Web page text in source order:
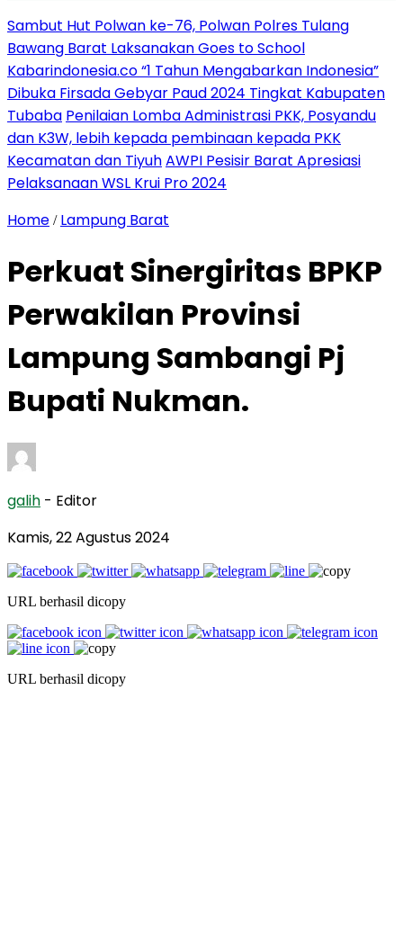
Sambut Hut Polwan ke-76, Polwan Polres Tulang
Bawang Barat Laksanakan Goes to School
Kabarindonesia.co “1 Tahun Mengabarkan Indonesia”
Dibuka Firsada Gebyar Paud 2024 Tingkat Kabupaten
Tubaba Penilaian Lomba Administrasi PKK, Posyandu
dan K3W, lebih kepada pembinaan kepada PKK
Kecamatan dan TiyuhAWPI Pesisir Barat Apresiasi
Pelaksanaan WSL Krui Pro 2024
Home / Lampung Barat
Perkuat Sinergiritas BPKP
Perwakilan Provinsi
Lampung Sambangi Pj
Bupati Nukman.
galih - Editor
Kamis, 22 Agustus 2024
URL berhasil dicopy
URL berhasil dicopy